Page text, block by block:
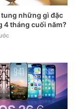
tung những gì đặc
4 tháng cuối năm?